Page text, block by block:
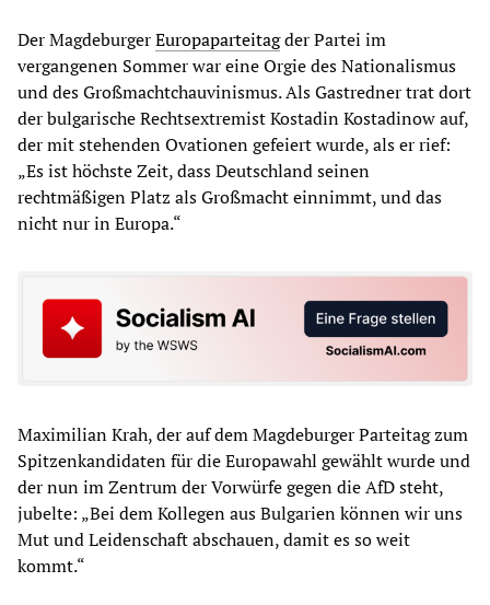
Der MagdeburgerEuropaparteitagder Partei im
vergangenen Sommer war eine Orgie des Nationalismus
und des Großmachtchauvinismus. Als Gastredner trat dort
der bulgarische Rechtsextremist Kostadin Kostadinow auf,
der mit stehenden Ovationen gefeiert wurde, als er rief:
„Es ist höchste Zeit, dass Deutschland seinen
rechtmäßigen Platz als Großmacht einnimmt, und das
nicht nur in Europa.“
Maximilian Krah, der auf dem Magdeburger Parteitag zum
Spitzenkandidaten für die Europawahl gewählt wurde und
der nun im Zentrum der Vorwürfe gegen die AfD steht,
jubelte: „Bei dem Kollegen aus Bulgarien können wir uns
Mut und Leidenschaft abschauen, damit es so weit
kommt.“